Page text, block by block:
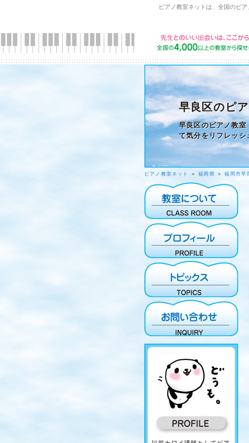
ピアノ教室ネットは、全国のピ
早良区のピ
早良区のピアノ教
て気分をリフレッ
ピアノ教室ネット ＞福岡県 ＞福岡市早